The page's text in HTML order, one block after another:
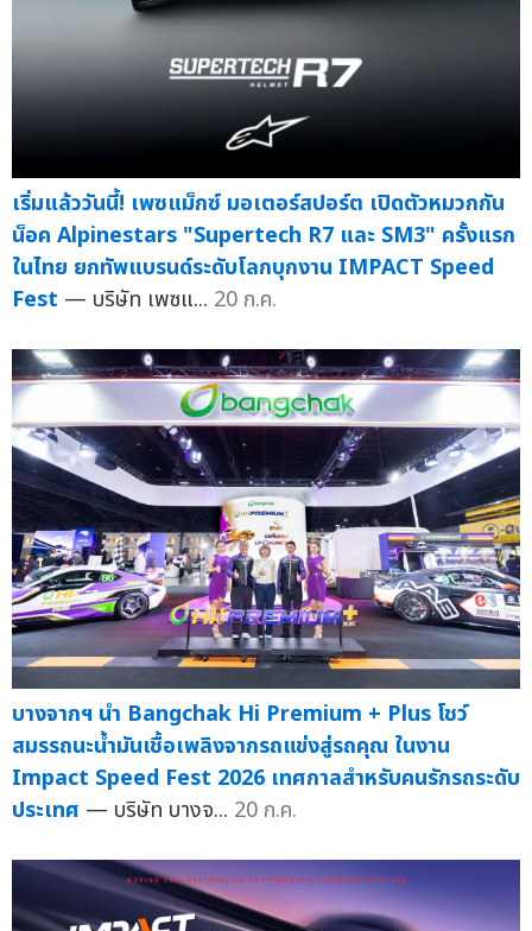
เริ่มแล้ววันนี้! เพซแม็กซ์ มอเตอร์สปอร์ต เปิดตัวหมวกกัน
น็อค Alpinestars "Supertech R7 และ SM3" ครั้งแรก
ในไทย ยกทัพแบรนด์ระดับโลกบุกงาน IMPACT Speed
Fest — บริษัท เพซแ... 20 ก.ค.
บางจากฯ นำ Bangchak Hi Premium + Plus โชว์
สมรรถนะน้ำมันเชื้อเพลิงจากรถแข่งสู่รถคุณ ในงาน
Impact Speed Fest 2026 เทศกาลสำหรับคนรักรถระดับ
ประเทศ — บริษัท บางจ... 20 ก.ค.